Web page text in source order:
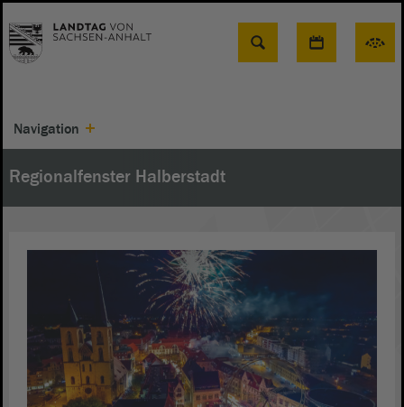
Suche
Navigation
Regionalfenster Halberstadt